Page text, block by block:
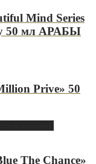
Mind Series
50 мл АРАБЫ
Prive» 50
The Chance»